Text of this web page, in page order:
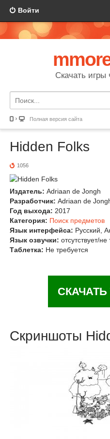
Войти
Скачать игры
Полная версия сайта
Hidden Folks
1056
Издатель: Adriaan de Jongh
Разработчик: Adriaan de
Год выхода: 2017
Категория: Поиск предметов
Язык интерфейса: Русский,
Язык озвучки: отсутствует/не
Таблетка: Не требуется
Скриншоты